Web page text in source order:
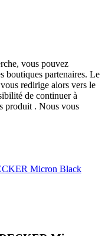
vous pouvez
boutiques partenaires. Le
redirige alors vers le
de continuer à
produit . Nous vous
Micron Black